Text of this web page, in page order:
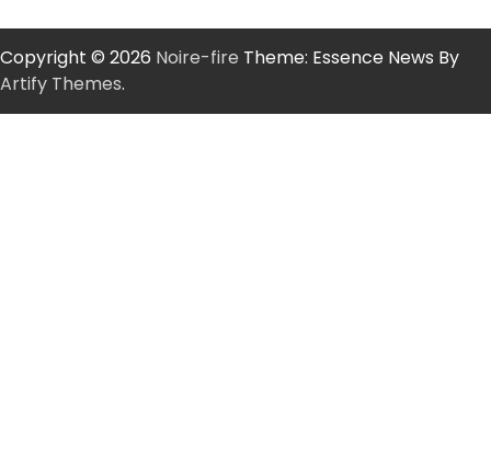
Copyright © 2026 Noire-fire Theme: Essence News By
Artify Themes.